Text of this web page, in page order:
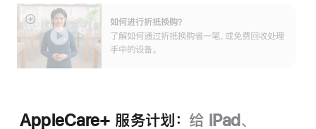
如何进行折抵换购？
了解如何通过折抵换购省一笔，或免费回收处理
手中的设备。
展
AppleCare+ 服务计划： 给 iPad、